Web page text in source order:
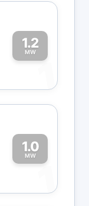
1.2
MW
1
1.0
MW
1